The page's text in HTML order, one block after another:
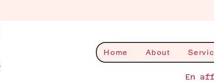
Home About
En